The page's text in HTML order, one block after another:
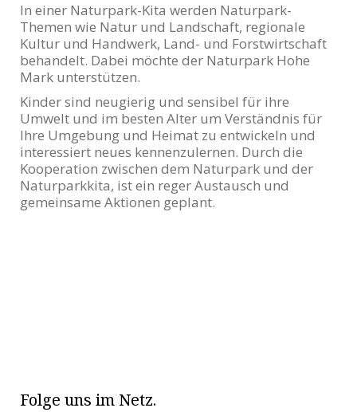
In einer Naturpark-Kita werden Naturpark-
Themen wie Natur und Landschaft, regionale
Kultur und Handwerk, Land- und Forstwirtschaft
behandelt. Dabei möchte der Naturpark Hohe
Mark unterstützen.
Kinder sind neugierig und sensibel für ihre
Umwelt und im besten Alter um Verständnis für
Ihre Umgebung und Heimat zu entwickeln und
interessiert neues kennenzulernen. Durch die
Kooperation zwischen dem Naturpark und der
Naturparkkita, ist ein reger Austausch und
gemeinsame Aktionen geplant.
Folge uns im Netz.